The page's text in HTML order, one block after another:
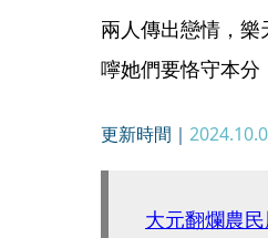
兩人傳出戀情，
嚀她們要恪守本分
更新時間｜
大元翻爛農